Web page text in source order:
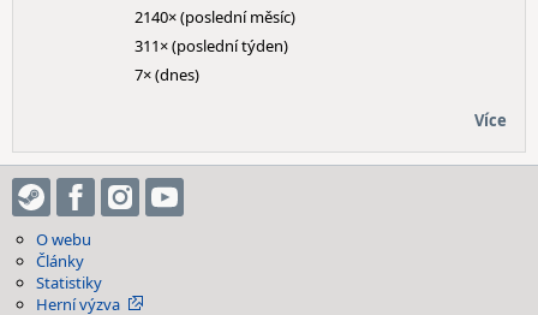
2140× (poslední měsíc)
311× (poslední týden)
7× (dnes)
Více
O webu
Články
Statistiky
Herní výzva